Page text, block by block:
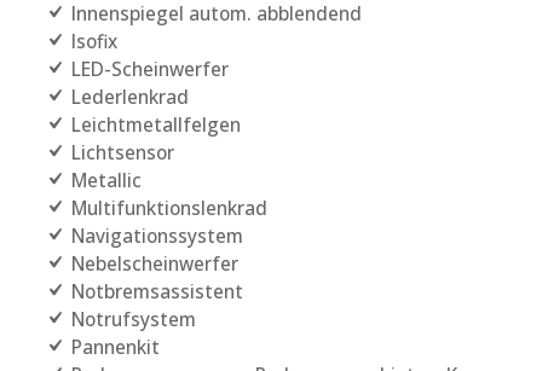
Innenspiegel autom. abblendend
Isofix
LED-Scheinwerfer
Lederlenkrad
Leichtmetallfelgen
Lichtsensor
Metallic
Multifunktionslenkrad
Navigationssystem
Nebelscheinwerfer
Notbremsassistent
Notrufsystem
Pannenkit